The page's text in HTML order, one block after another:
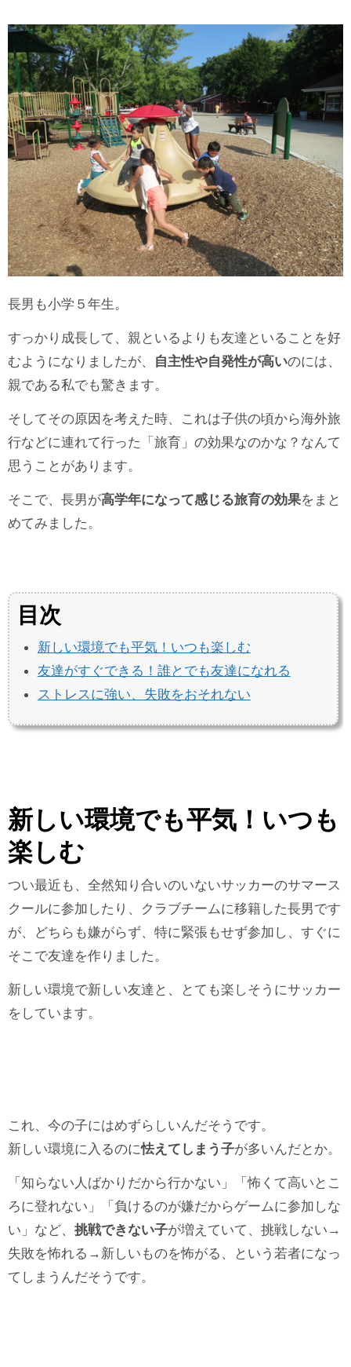
長男も小学５年生。
すっかり成長して、親といるよりも友達といることを好
むようになりましたが、
自主性や自発性が高いのには、
親である私でも驚きます。
そしてその原因を考えた時、これは子供の頃から海外旅
行などに連れて行った「旅育」の効果なのかな？なんて
思うことがあります。
そこで、長男が高学年になって感じる旅育の効果をまと
めてみました。
目次
新しい環境でも平気！いつも楽しむ
友達がすぐできる！誰とでも友達になれる
ストレスに強い、失敗をおそれない
新しい環境でも平気！いつも
楽しむ
つい最近も、全然知り合いのいないサッカーのサマース
クールに参加したり、クラブチームに移籍した長男です
が、どちらも嫌がらず、特に緊張もせず参加し、すぐに
そこで友達を作りました。
新しい環境で新しい友達と、とても楽しそうにサッカー
をしています。
これ、今の子にはめずらしいんだそうです。
新しい環境に入るのに怯えてしまう子が多いんだとか。
「知らない人ばかりだから行かない」「怖くて高いとこ
ろに登れない」「負けるのが嫌だからゲームに参加しな
い」など、 挑戦できない子が増えていて、挑戦しない→
失敗を怖れる→新しいものを怖がる、という若者になっ
てしまうんだそうです。